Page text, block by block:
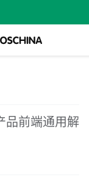
品前端通用解